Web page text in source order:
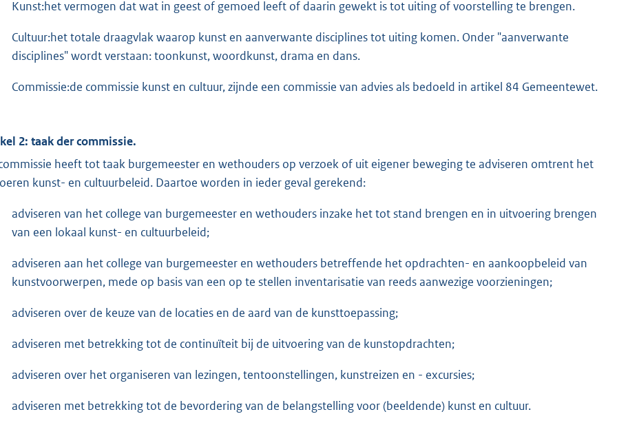
Kunst:het vermogen dat wat in geest of gemoed leeft of daarin gewekt is tot uiting of voorstelling te brengen.
Cultuur:het totale draagvlak waarop kunst en aanverwante disciplines tot uiting komen. Onder "aanverwante
disciplines" wordt verstaan: toonkunst, woordkunst, drama en dans.
Commissie:de commissie kunst en cultuur, zijnde een commissie van advies als bedoeld in artikel 84 Gemeentewet.
2: taak der commissie.
heeft tot taak burgemeester en wethouders op verzoek of uit eigener beweging te adviseren omtrent het
kunst- en cultuurbeleid. Daartoe worden in ieder geval gerekend:
adviseren van het college van burgemeester en wethouders inzake het tot stand brengen en in uitvoering brengen
van een lokaal kunst- en cultuurbeleid;
adviseren aan het college van burgemeester en wethouders betreffende het opdrachten- en aankoopbeleid van
kunstvoorwerpen, mede op basis van een op te stellen inventarisatie van reeds aanwezige voorzieningen;
adviseren over de keuze van de locaties en de aard van de kunsttoepassing;
adviseren met betrekking tot de continuïteit bij de uitvoering van de kunstopdrachten;
adviseren over het organiseren van lezingen, tentoonstellingen, kunstreizen en - excursies;
adviseren met betrekking tot de bevordering van de belangstelling voor (beeldende) kunst en cultuur.